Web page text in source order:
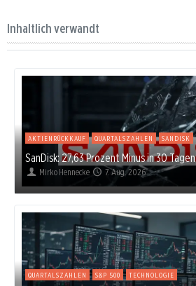
Inhaltlich verwandt
AKTIENRÜCKKAUF QUARTALSZAHLEN SANDISK
SanDisk: 27,63 Prozent Minus in 30 Tagen
Mirko Hennecke 7. Aug. 2026
QUARTALSZAHLEN S&P 500 TECHNOLOGIE